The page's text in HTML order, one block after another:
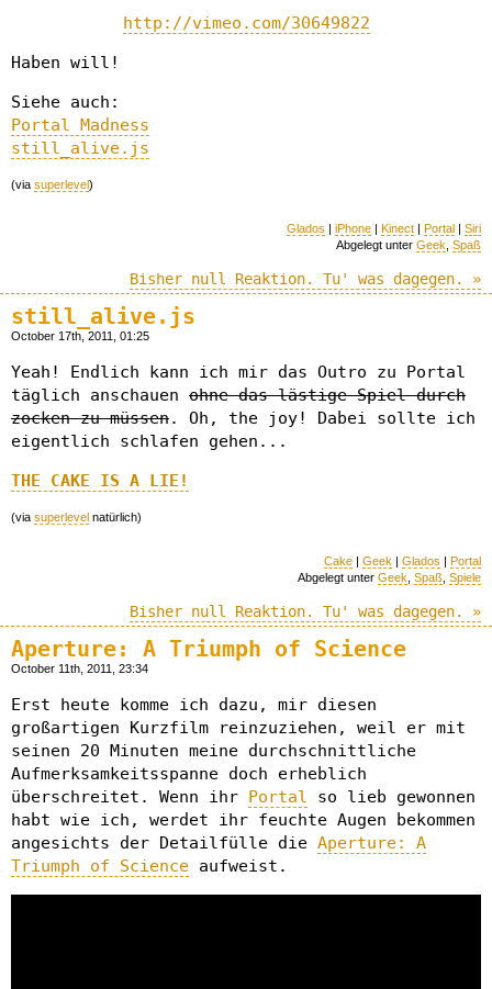
http://vimeo.com/30649822
Haben will!
Siehe auch:
Portal Madness
still_alive.js
(via superlevel)
Glados | iPhone | Kinect | Portal | Siri
Abgelegt unter Geek Spaß
Bisher null Reaktion. Tu' was dagegen. »
still_alive.js
October 17th, 2011, 01:25
Yeah! Endlich kann ich mir das Outro zu Portal
täglich anschauen ohne das lästige Spiel durch
zocken zu müssen. Oh, the joy! Dabei sollte ich
eigentlich schlafen gehen...
THE CAKE IS A LIE!
(via superlevel natürlich)
Cake | Geek | Glados | Portal
Abgelegt unter Geek Spaß Spiele
Bisher null Reaktion. Tu' was dagegen. »
Aperture: A Triumph of Science
October 11th, 2011, 23:34
Erst heute komme ich dazu, mir diesen
großartigen Kurzfilm reinzuziehen, weil er mit
seinen 20 Minuten meine durchschnittliche
Aufmerksamkeitsspanne doch erheblich
überschreitet. Wenn ihr Portal so lieb gewonnen
habt wie ich, werdet ihr feuchte Augen bekommen
angesichts der Detailfülle die Aperture: A
Triumph of Science aufweist.